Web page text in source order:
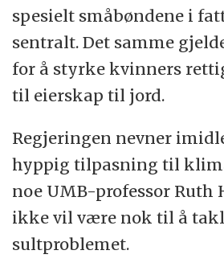
spesielt småbøndene i
sentralt. Det samme
for å styrke kvinners
til eierskap til jord.
Regjeringen nevner
hyppig tilpasning til
noe UMB-professor Ruth
ikke vil være nok til å
sultproblemet.